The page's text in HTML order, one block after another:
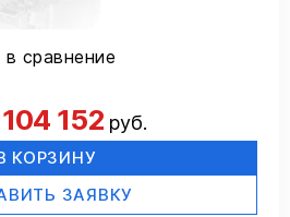
в сравнение
104 152 руб.
КОРЗИНУ
ЗАЯВКУ